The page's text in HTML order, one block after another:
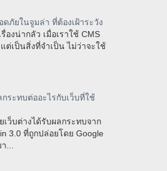
ดภัยในจูมล่า ที่ต้องเฝ้าระวัง
องน่ากลัว เมื่อเราใช้ CMS
ต่เป็นสิ่งที่จำเป็น ไม่ว่าจะใช้
กระทบต่ออะไรกับเว็บที่ใช้
เว็บต่างได้รับผลกระทบจาก
3.0 ที่ถูกปล่อยโดย Google
...